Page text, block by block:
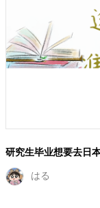
研究生毕业想要去日
はる